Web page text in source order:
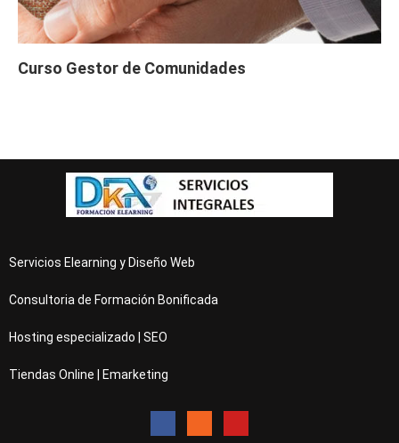
Curso Gestor de Comunidades
Servicios Elearning y Diseño Web
Consultoria de Formación Bonificada
Hosting especializado | SEO
Tiendas Online | Emarketing